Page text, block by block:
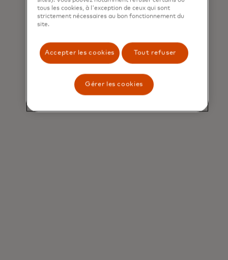
Nous optimisons chaque phase du
satisfaction et la fidélisation.
tous les cookies, à l'exception de ceux qui sont
strictement nécessaires au bon fonctionnement du
site.
Accepter les cookies Tout refuser
Gérer les cookies